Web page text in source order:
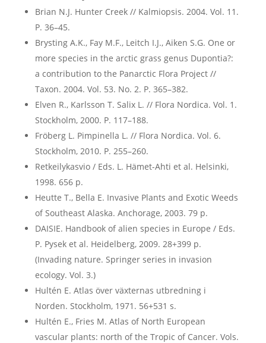
Brian N.J. Hunter Creek // Kalmiopsis. 2004. Vol. 11.
P. 36–45.
Brysting A.K., Fay M.F., Leitch I.J., Aiken S.G. One or
more species in the arctic grass genus Dupontia?:
a contribution to the Panarctic Flora Project //
Taxon. 2004. Vol. 53. No. 2. Р. 365–382.
Elven R., Karlsson T. Salix L. // Flora Nordica. Vol. 1.
Stockholm, 2000. P. 117–188.
Fröberg L. Pimpinella L. // Flora Nordica. Vol. 6.
Stockholm, 2010. P. 255–260.
Retkeilykasvio / Eds. L. Hämet-Ahti et al. Helsinki,
1998. 656 p.
Heutte T., Bella E. Invasive Plants and Exotic Weeds
of Southeast Alaska. Anchorage, 2003. 79 p.
DAISIE. Handbook of alien species in Europe / Eds.
P. Pysek et al. Heidelberg, 2009. 28+399 p.
(Invading nature. Springer series in invasion
ecology. Vol. 3.)
Hultén E. Atlas över växternas utbredning i
Norden. Stockholm, 1971. 56+531 s.
Hultén E., Fries M. Atlas of North European
vascular plants: north of the Tropic of Cancer. Vols.